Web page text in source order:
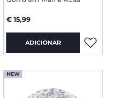
€ 15,99
ADICIONAR
NEW